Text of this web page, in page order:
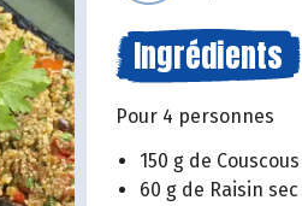
Ingrédients
Pour 4 personnes
150 g de Couscous
60 g de Raisin sec